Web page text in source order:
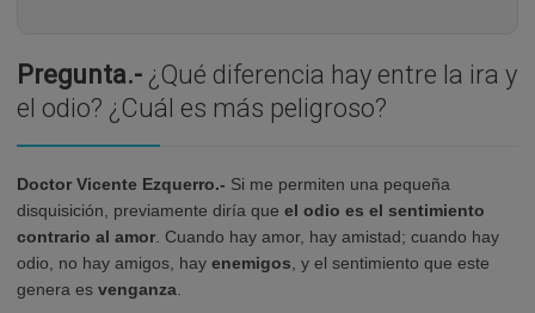
Pregunta.- ¿Qué diferencia hay entre la ira y
el odio? ¿Cuál es más peligroso?
Doctor Vicente Ezquerro.- Si me permiten una pequeña
disquisición, previamente diría que el odio es el sentimiento
contrario al amor . Cuando hay amor, hay amistad; cuando hay
odio, no hay amigos, hay enemigos , y el sentimiento que este
genera es venganza